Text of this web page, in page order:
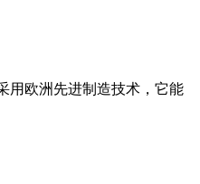
用欧洲先进制造技术，它能